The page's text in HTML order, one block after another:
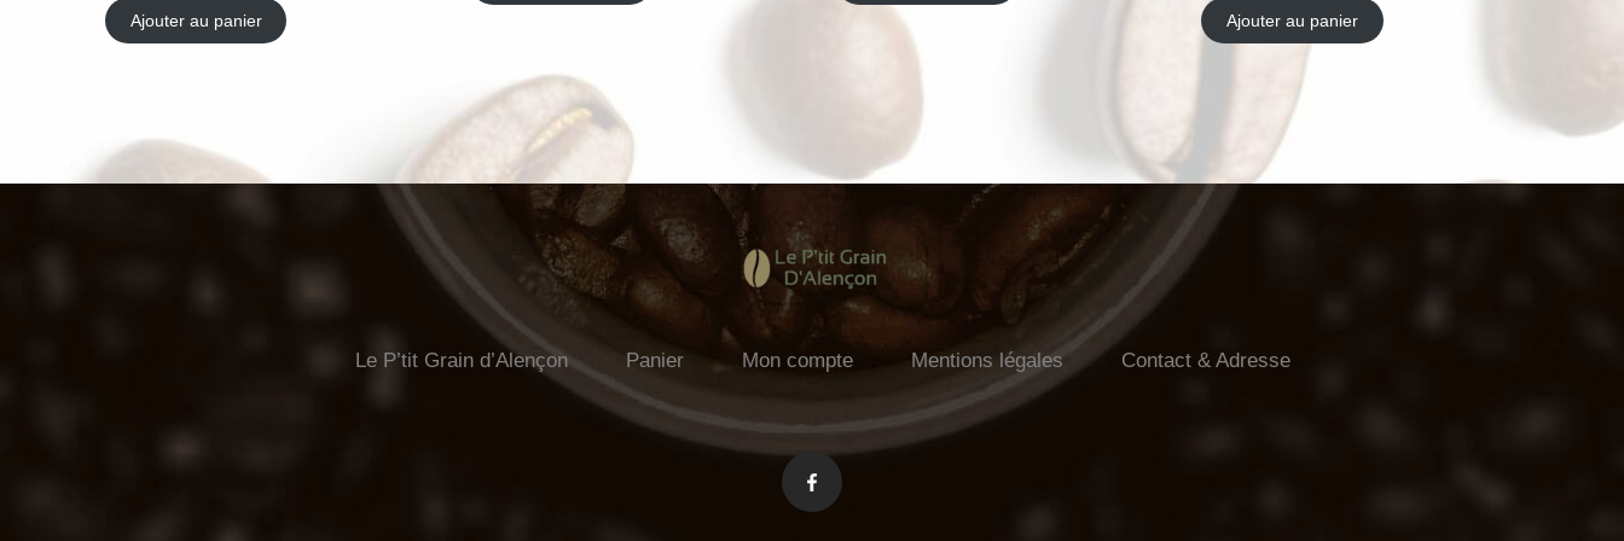
Ajouter au panier Ajouter au panier
Le P’tit Grain d’Alençon Panier Mon compte Mentions légales Contact & Adresse